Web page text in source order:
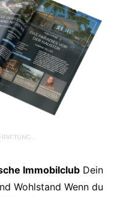
Immobilclub Dein
Wohlstand Wenn du